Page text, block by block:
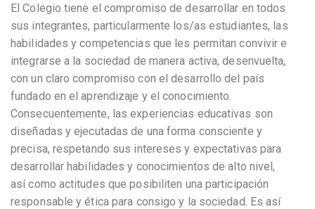
El Colegio tiene el compromiso de desarrollar en todos
sus integrantes, particularmente los/as estudiantes, las
habilidades y competencias que les permitan convivir e
integrarse a la sociedad de manera activa, desenvuelta,
con un claro compromiso con el desarrollo del país
fundado en el aprendizaje y el conocimiento.
Consecuentemente, las experiencias educativas son
diseñadas y ejecutadas de una forma consciente y
precisa, respetando sus intereses y expectativas para
desarrollar habilidades y conocimientos de alto nivel,
así como actitudes que posibiliten una participación
responsable y ética para consigo y la sociedad. Es así